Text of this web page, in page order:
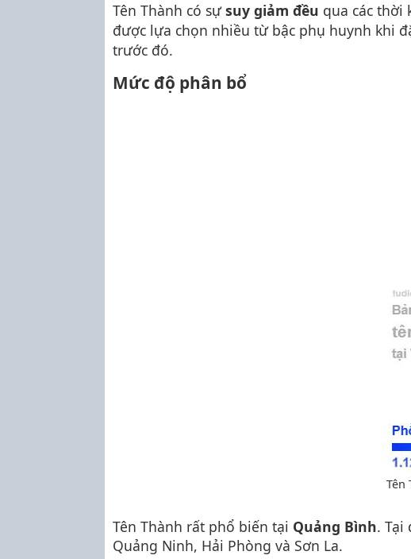
Tên Thành có sựsuy giảm đều qua các thời
được lựa chọn nhiều từ bậc phụ huynh khi
trước đó.
Mức độ phân bổ
Tên
Tên Thành rất phổ biến tại Quảng Bình. Tại
Quảng Ninh, Hải Phòng và Sơn La.